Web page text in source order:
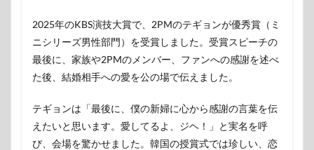
2025年のKBS演技大賞で、2PMのテギョンが優秀賞（ミ
ニシリーズ男性部門）を受賞しました。受賞スピーチの
最後に、家族や2PMのメンバー、ファンへの感謝を述べ
た後、結婚相手への愛を公の場で伝えました。
テギョンは「最後に、僕の新婦に心から感謝の言葉を伝
えたいと思います。愛してるよ、ジヘ！」と実名を呼
び、会場を驚かせました。韓国の授賞式では珍しい、恋